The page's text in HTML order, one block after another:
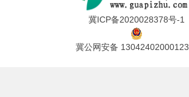
冀ICP备2020028378号-1
冀公网安备